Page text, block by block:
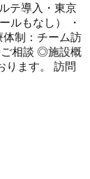
テ導入・東京
ルもなし） ・
制：チーム訪
ご相談 ◎施設概
ます。 訪問